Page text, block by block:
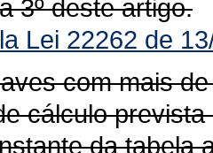
3º deste artigo.
Lei 22262 de
com mais
cálculo
da tabela